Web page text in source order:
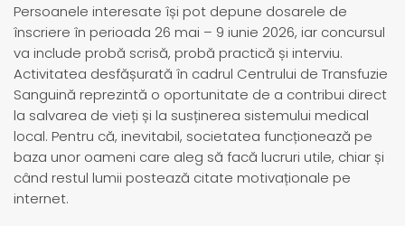
Persoanele interesate își pot depune dosarele de
înscriere în perioada 26 mai – 9 iunie 2026, iar concursul
va include probă scrisă, probă practică și interviu.
Activitatea desfășurată în cadrul Centrului de Transfuzie
Sanguină reprezintă o oportunitate de a contribui direct
la salvarea de vieți și la susținerea sistemului medical
local. Pentru că, inevitabil, societatea funcționează pe
baza unor oameni care aleg să facă lucruri utile, chiar și
când restul lumii postează citate motivaționale pe
internet.